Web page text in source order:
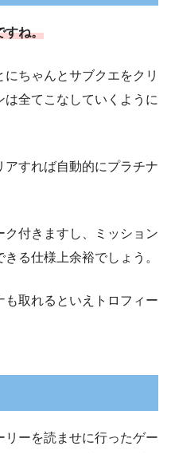
すね。
ちゃんとサブクエをクリ
全てこなしていくように
アすれば自動的にプラチナ
付きますし、ミッション
る仕様上余裕でしょう。
取れるといえトロフィー
ーを読ませに行ったゲー